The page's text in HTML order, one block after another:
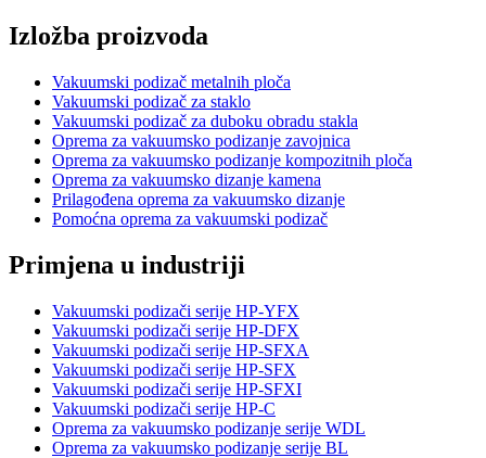
Izložba proizvoda
Vakuumski podizač metalnih ploča
Vakuumski podizač za staklo
Vakuumski podizač za duboku obradu stakla
Oprema za vakuumsko podizanje zavojnica
Oprema za vakuumsko podizanje kompozitnih ploča
Oprema za vakuumsko dizanje kamena
Prilagođena oprema za vakuumsko dizanje
Pomoćna oprema za vakuumski podizač
Primjena u industriji
Vakuumski podizači serije HP-YFX
Vakuumski podizači serije HP-DFX
Vakuumski podizači serije HP-SFXA
Vakuumski podizači serije HP-SFX
Vakuumski podizači serije HP-SFXI
Vakuumski podizači serije HP-C
Oprema za vakuumsko podizanje serije WDL
Oprema za vakuumsko podizanje serije BL